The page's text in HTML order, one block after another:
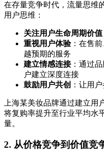
在存量竞争时代，流量思维
用户思维：
关注用户生命周期价值
重视用户体验：在售
越预期的服务
建立情感连接：通过
户建立深度连接
鼓励用户共创 ：让用
上海某美妆品牌通过建立用
将复购率提升至行业平均水
量。
2. 从价格竞争到价值竞